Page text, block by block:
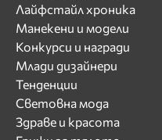
Лайфстайл хроника
Манекени и модели
Конкурси и награди
Млади дизайнери
Тенденции
Световна мода
Здраве и красота